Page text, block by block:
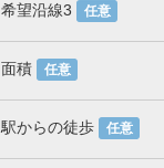
希望沿線3 任意
面積 任意
駅からの徒歩 任意